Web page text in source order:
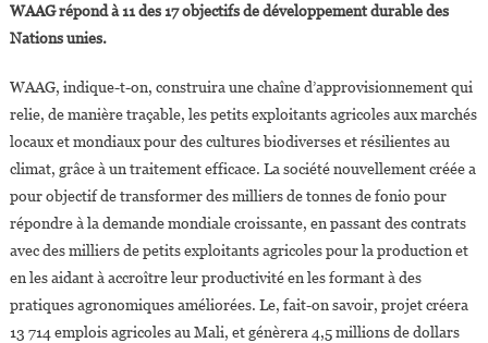
WAAG répond à 11 des 17 objectifs de développement durable des
Nations unies.
WAAG, indique-t-on, construira une chaîne d’approvisionnement qui
relie, de manière traçable, les petits exploitants agricoles aux marchés
locaux et mondiaux pour des cultures biodiverses et résilientes au
climat, grâce à un traitement efficace. La société nouvellement créée a
pour objectif de transformer des milliers de tonnes de fonio pour
répondre à la demande mondiale croissante, en passant des contrats
avec des milliers de petits exploitants agricoles pour la production et
en les aidant à accroître leur productivité en les formant à des
pratiques agronomiques améliorées. Le, fait-on savoir, projet créera
13 714 emplois agricoles au Mali, et génèrera 4,5 millions de dollars